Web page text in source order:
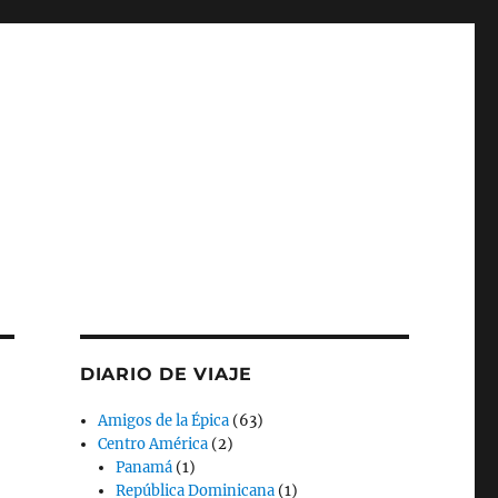
DIARIO DE VIAJE
Amigos de la Épica (63)
Centro América (2)
Panamá (1)
República Dominicana (1)